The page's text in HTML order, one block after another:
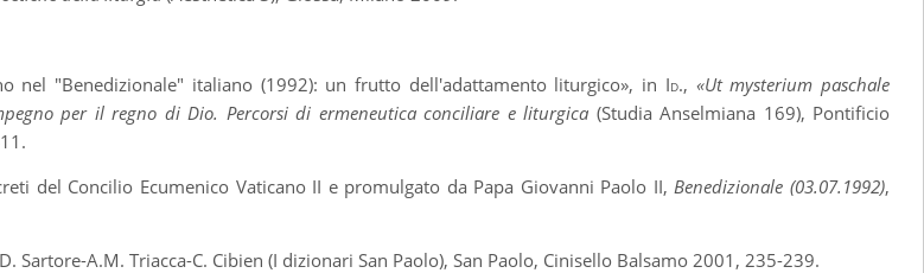
nel "Benedizionale" italiano (1992): un frutto dell'adattamento liturgico», in Id., «Ut mysterium paschale
per il regno di Dio. Percorsi di ermeneutica conciliare e liturgica (Studia Anselmiana 169), Pontificio
del Concilio Ecumenico Vaticano II e promulgato da Papa Giovanni Paolo II,Benedizionale (03.07.1992),
Sartore-A.M. Triacca-C. Cibien (I dizionari San Paolo), San Paolo, Cinisello Balsamo 2001, 235-239.